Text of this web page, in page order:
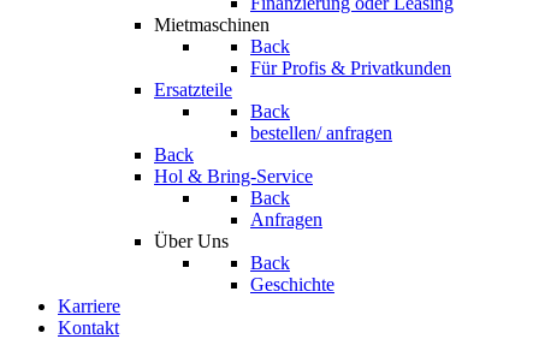
Mietmaschinen
Back
Für Profis & Privatkunden
Ersatzteile
Back
bestellen/ anfragen
Back
Hol & Bring-Service
Back
Anfragen
Über Uns
Back
Geschichte
Karriere
Kontakt